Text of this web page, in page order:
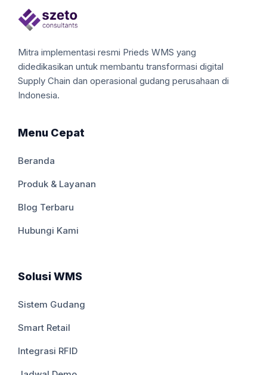
Mitra implementasi resmi Prieds WMS yang
didedikasikan untuk membantu transformasi digital
Supply Chain dan operasional gudang perusahaan di
Indonesia.
Menu Cepat
Beranda
Produk & Layanan
Blog Terbaru
Hubungi Kami
Solusi WMS
Sistem Gudang
Smart Retail
Integrasi RFID